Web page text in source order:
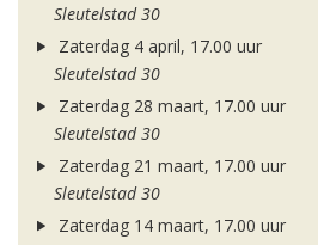
Sleutelstad 30
Zaterdag 4 april, 17.00 uur
Sleutelstad 30
Zaterdag 28 maart, 17.00 uur
Sleutelstad 30
Zaterdag 21 maart, 17.00 uur
Sleutelstad 30
Zaterdag 14 maart, 17.00 uur